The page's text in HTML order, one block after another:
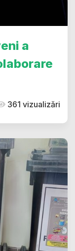
a
361 vizualizări